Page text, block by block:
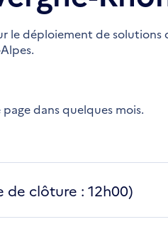
le déploiement de solutions
dans quelques mois.
de clôture : 12h00)